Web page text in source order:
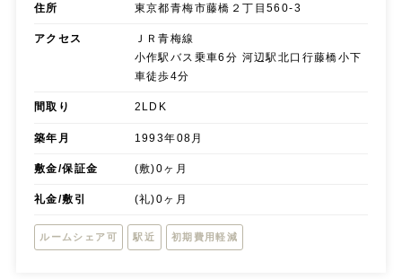
住所 東京都青梅市藤橋２丁目560-3
アクセス
ＪＲ青梅線
小作駅バス乗車6分 河辺駅北口行藤橋小下
車徒歩4分
間取り 2LDK
築年月 1993年08月
敷金/保証金 (敷)0ヶ月
礼金/敷引 (礼)0ヶ月
ルームシェア可 駅近 初期費用軽減